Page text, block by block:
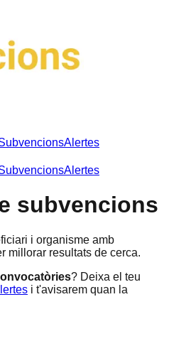
Alertes
Alertes
subvencions
i organisme amb
millorar resultats de cerca.
? Deixa el teu
i t'avisarem quan la